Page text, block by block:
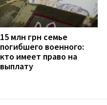
15 млн грн семье
погибшего военного:
кто имеет право на
выплату